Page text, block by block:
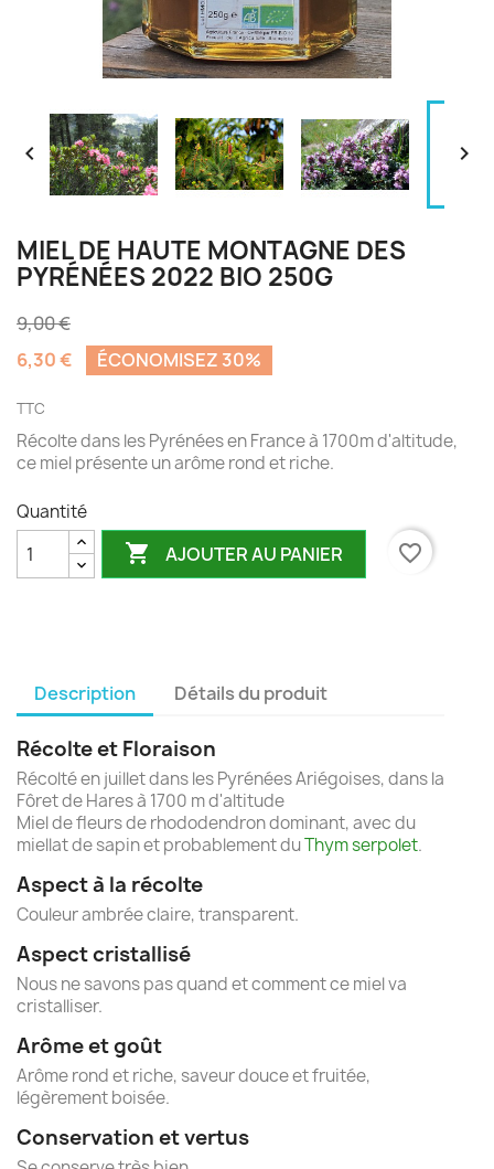
 
MIEL DE HAUTE MONTAGNE DES
PYRÉNÉES 2022 BIO 250G
9,00 €
6,30 €
ÉCONOMISEZ 30%
TTC
Récolte dans les Pyrénées en France à 1700m d'altitude,
ce miel présente un arôme rond et riche.
Quantité
 AJOUTER AU PANIER favorite_border
Description Détails du produit
Récolte et Floraison
Récolté en juillet dans les Pyrénées Ariégoises, dans la
Fôret de Hares à 1700 m d'altitude
Miel de fleurs de rhododendron dominant, avec du
miellat de sapin et probablement duThym serpolet.
Aspect à la récolte
Couleur ambrée claire, transparent.
Aspect cristallisé
Nous ne savons pas quand et comment ce miel va
cristalliser.
Arôme et goût
Arôme rond et riche, saveur douce et fruitée,
légèrement boisée.
Conservation et vertus